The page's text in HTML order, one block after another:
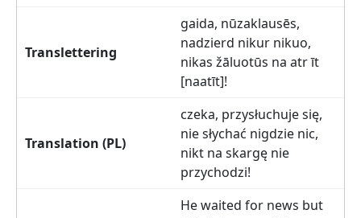
gaida, nūzaklausēs,
nadzierd nikur nikuo,
nikas žāluotūs na atr īt
[naatīt]!
czeka, przysłuchuje się,
nie słychać nigdzie nic,
nikt na skargę nie
przychodzi!
He waited for news but